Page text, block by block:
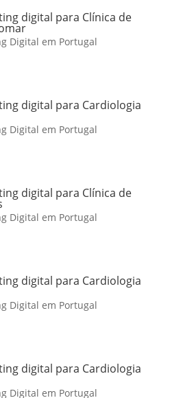
digital para Clínica de
Digital em Portugal
digital para Cardiologia
Digital em Portugal
digital para Clínica de
Digital em Portugal
digital para Cardiologia
Digital em Portugal
digital para Cardiologia
Digital em Portugal